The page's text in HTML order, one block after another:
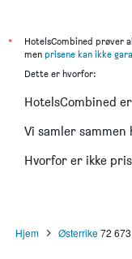
*
HotelsCombined prøver
men prisene kan ikke
Dette er hvorfor:
HotelsCombined
Vi samler sammen
Hvorfor er ikke
Hjem Østerrike 72 673